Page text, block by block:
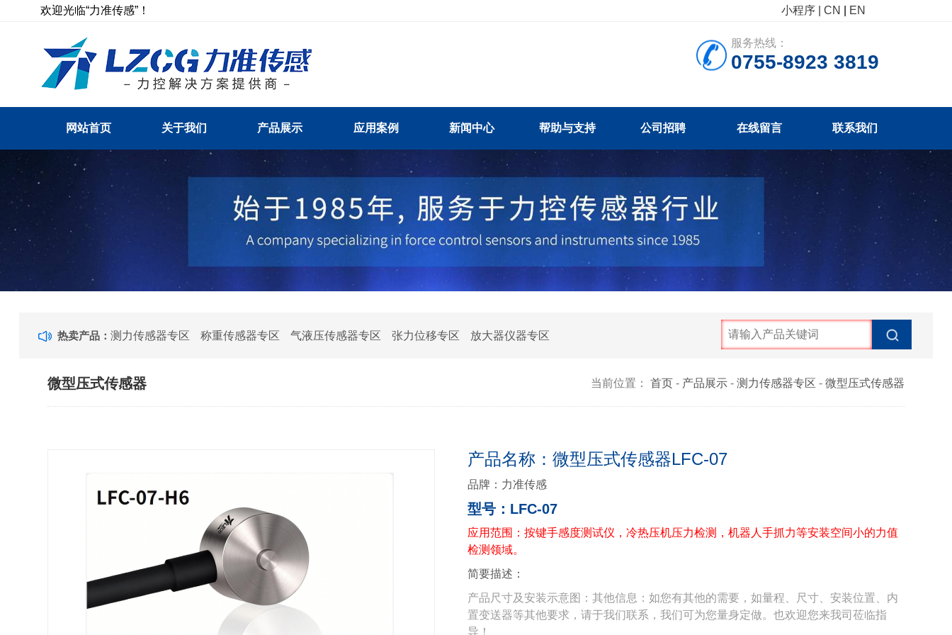
欢迎光临“力准传感”！ 小程序 | CN EN
服务热线：
0755-8923 3819
网站首页 关于我们 产品展示 应用案例 新闻中心 帮助与支持 公司招聘 在线留言 联系我们
热卖产品：测力传感器专区 称重传感器专区 气液压传感器专区 张力位移专区 放大器仪器专区
微型压式传感器 当前位置： 首页- 产品展示- 测力传感器专区 - 微型压式传感器
产品名称：微型压式传感器LFC-07
品牌：力准传感
型号：LFC-07
应用范围： 按键手感度测试仪，冷热压机压力检测，机器人手抓力等安装空间小的力值
检测领域。
简要描述：
产品尺寸及安装示意图：其他信息：如您有其他的需要，如量程、尺寸、安装位置、内
置变送器等其他要求，请于我们联系，我们可为您量身定做。也欢迎您来我司莅临指
导！